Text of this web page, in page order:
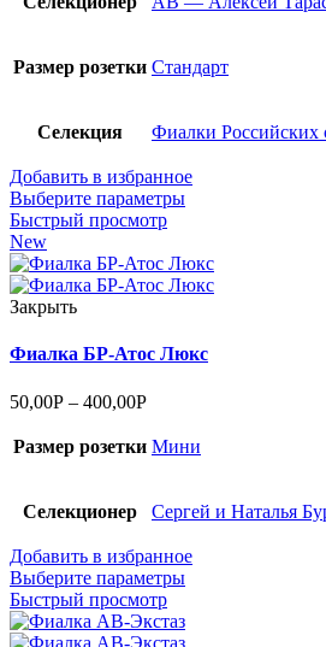
Размер розетки Стандарт
Селекция Фиалки Российских
Добавить в избранное
Выберите параметры
Быстрый просмотр
New
Закрыть
Фиалка БР-Атос Люкс
50,00Р – 400,00Р
Размер розетки Мини
Селекционер Сергей и Наталья
Добавить в избранное
Выберите параметры
Быстрый просмотр